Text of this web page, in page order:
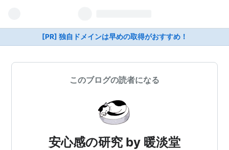
[PR] 独自ドメインは早めの取得がおすすめ！
このブログの読者になる
安心感の研究 by 暖淡堂